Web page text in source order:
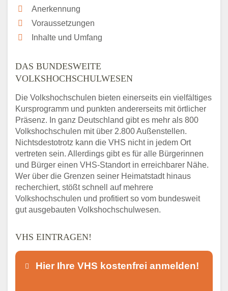
Anerkennung
Voraussetzungen
Inhalte und Umfang
DAS BUNDESWEITE
VOLKSHOCHSCHULWESEN
Die Volkshochschulen bieten einerseits ein vielfältiges
Kursprogramm und punkten andererseits mit örtlicher
Präsenz. In ganz Deutschland gibt es mehr als 800
Volkshochschulen mit über 2.800 Außenstellen.
Nichtsdestotrotz kann die VHS nicht in jedem Ort
vertreten sein. Allerdings gibt es für alle Bürgerinnen
und Bürger einen VHS-Standort in erreichbarer Nähe.
Wer über die Grenzen seiner Heimatstadt hinaus
recherchiert, stößt schnell auf mehrere
Volkshochschulen und profitiert so vom bundesweit
gut ausgebauten Volkshochschulwesen.
VHS EINTRAGEN!
Hier Ihre VHS kostenfrei anmelden!